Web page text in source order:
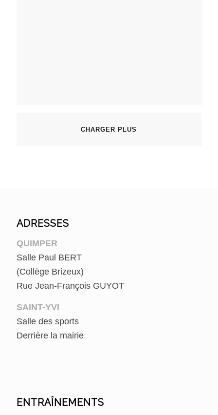
CHARGER PLUS
ADRESSES
QUIMPER
Salle Paul BERT
(Collège Brizeux)
Rue Jean-François GUYOT
SAINT-YVI
Salle des sports
Derrière la mairie
ENTRAÎNEMENTS